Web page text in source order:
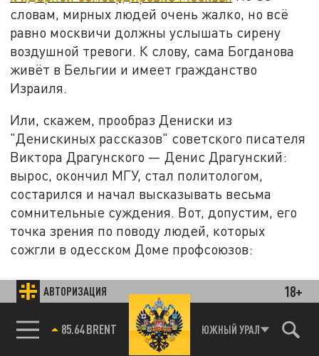
АВТОРИЗАЦИЯ 18+
85.64 BRENT ЮЖНЫЙ УРАЛ
словам, мирных людей очень жалко, но всё
равно москвичи должны услышать сирену
воздушной тревоги. К слову, сама Богданова
живёт в Бельгии и имеет гражданство
Израиля.
Или, скажем, прообраз Дениски из
"Денискиных рассказов" советского писателя
Виктора Драгунского — Денис Драгунский:
вырос, окончил МГУ, стал политологом,
состарился и начал высказывать весьма
сомнительные суждения. Вот, допустим, его
точка зрения по поводу людей, которых
сожгли в одесском Доме профсоюзов:
Давайте будем честны. Говорить, что "их
сожгли живьём", это все-таки неправда.
Это образное выражение. А образное